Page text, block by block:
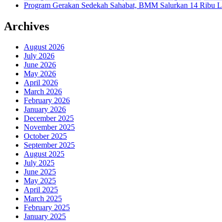
Program Gerakan Sedekah Sahabat, BMM Salurkan 14 Ribu
Archives
August 2026
July 2026
June 2026
May 2026
April 2026
March 2026
February 2026
January 2026
December 2025
November 2025
October 2025
September 2025
August 2025
July 2025
June 2025
May 2025
April 2025
March 2025
February 2025
January 2025